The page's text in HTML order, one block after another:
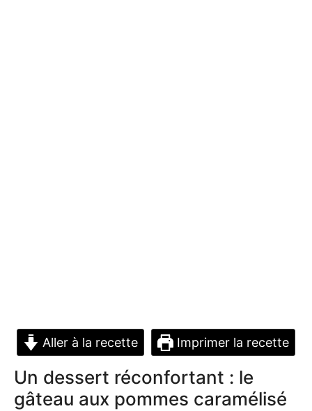
Aller à la recette Imprimer la recette
Un dessert réconfortant : le
gâteau aux pommes caramélisé